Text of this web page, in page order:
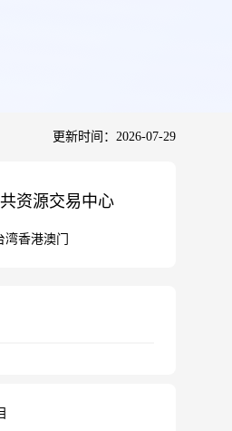
更新时间：2026-07-29
资源交易中心
湾香港澳门